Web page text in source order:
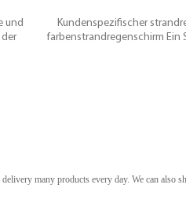
und
Kundenspezifischer
farbenstrandregenschirm Ein
many products every day. We can also